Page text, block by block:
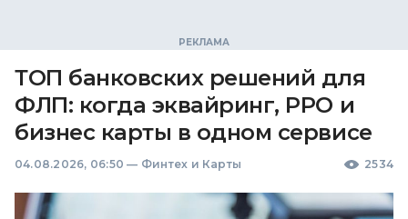
ТОП банковских решений для
ФЛП: когда эквайринг, РРО и
бизнес карты в одном сервисе
04.08.2026, 06:50 — Финтех и Карты 2534